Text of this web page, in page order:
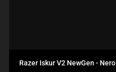
Razer Iskur V2 NewGen - Nero